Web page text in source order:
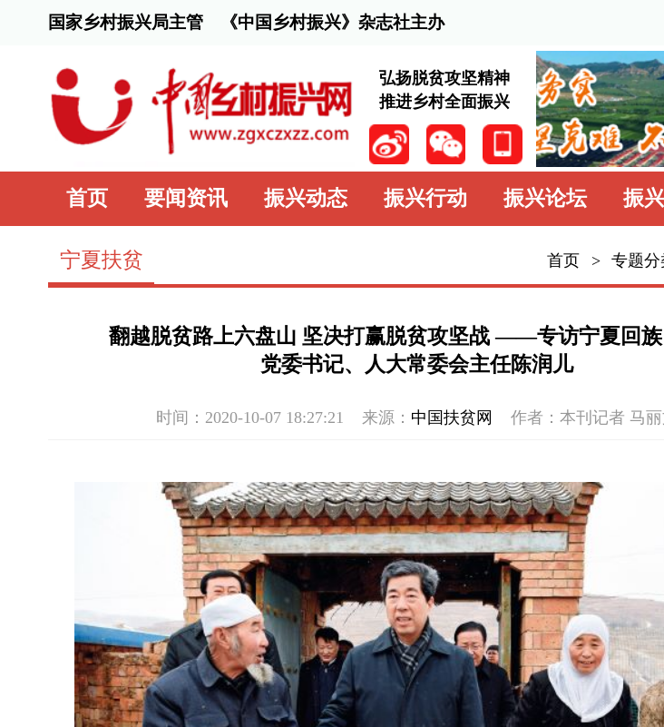
国家乡村振兴局主管 《中国乡村振兴》杂志社主办
推进乡村全面振兴
要闻资讯 振兴行动 振兴论坛 振兴看台 人物故事
宁夏扶贫 首页 专题分类 > 宁夏扶贫
翻越脱贫路上六盘山 坚决打赢脱贫攻坚战 ——专访宁夏回族自治区
党委书记、人大常委会主任陈润儿
时间：2020-10-07 18:27:21 来源：中国扶贫网 作者：本刊记者 马丽文